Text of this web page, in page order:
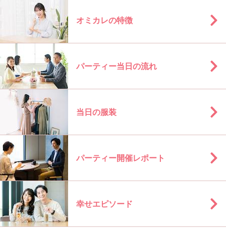
オミカレの特徴
パーティー当日の流れ
当日の服装
パーティー開催レポート
幸せエピソード